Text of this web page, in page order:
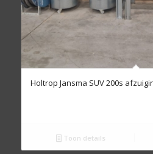
Holtrop Jansma SUV 200s
Toon details